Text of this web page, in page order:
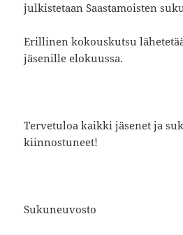
julkistetaan Saastamoisten
Erillinen kokouskutsu
jäsenille elokuussa.
Tervetuloa kaikki jäsenet ja
kiinnostuneet!
Sukuneuvosto